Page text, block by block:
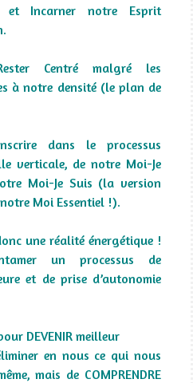
Incarner notre Esprit
Centré malgré les
à notre densité (le plan de
dans le processus
verticale, de notre Moi-Je
Moi-Je Suis (la version
Moi Essentiel !).
une réalité énergétique !
un processus de
et de prise d’autonomie
DEVENIR meilleur
en nous ce qui nous
mais de COMPRENDRE